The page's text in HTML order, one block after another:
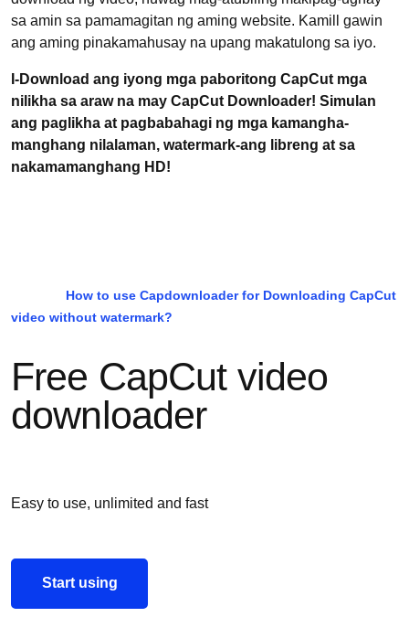
sa amin sa pamamagitan ng aming website. Kamill gawin
ang aming pinakamahusay na upang makatulong sa iyo.
I-Download ang iyong mga paboritong CapCut mga
nilikha sa araw na may CapCut Downloader! Simulan
ang paglikha at pagbabahagi ng mga kamangha-
manghang nilalaman, watermark-ang libreng at sa
nakamamanghang HD!
How to use Capdownloader for Downloading CapCut
video without watermark?
Free CapCut video
downloader
Easy to use, unlimited and fast
Start using